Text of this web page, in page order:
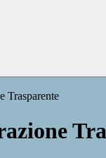
Trasparente